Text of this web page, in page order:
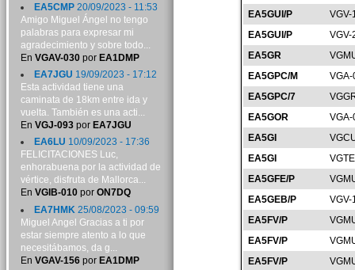
EA5GUI/P
VGV-
EA5GUI/P
VGV-
EA5GR
EA5GPC/M
EA5GPC/7
EA5GOR
EA5GI
EA5GI
EA5GFE/P
EA5GEB/P
VGV-
EA5FV/P
EA5FV/P
EA5FV/P
EA5CMP20/09/2023 - 11:53
Amigo Miguel Ángel no tengo
palabras para expresar mi
agradecimiento y sobre todo...
En VGAV-030por EA1DMP
EA7JGU 19/09/2023 - 17:12
Esta actividad tiene una
caminata de 18km entre ida y
vuelta. También es una acti...
En VGJ-093por EA7JGU
EA6LU 10/09/2023 - 17:36
FELICITACIONES Luc,
enhorabuena por la actividad de
vértice, disfruta de Mallorca...
En VGIB-010por ON7DQ
EA7HMK 25/08/2023 - 09:59
Miguel Angel Gracias a ti por
estar siempre atento a lo que
necesitábamos, da g...
En VGAV-156por EA1DMP